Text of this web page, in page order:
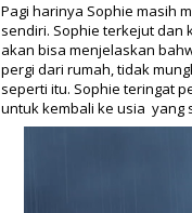
Pagi harinya Sophie masih
sendiri. Sophie terkejut dan
akan bisa menjelaskan
pergi dari rumah, tidak
seperti itu. Sophie teringat
untuk kembali ke usia yang